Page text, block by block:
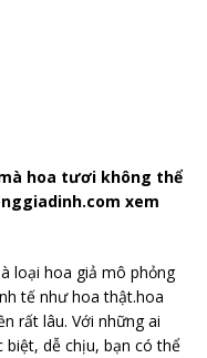
hoa tươi không thể
xem
loại hoa giả mô phỏng
tế như hoa thật.hoa
rất lâu. Với những ai
dễ chịu, bạn có thể